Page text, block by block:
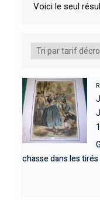
Voici le seul
chasse dans les